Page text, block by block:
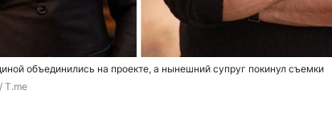
объединились на проекте, а нынешний супруг покинул съемки
T.me